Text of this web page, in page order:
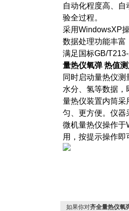
自动化程度高、
验全过程。
采用WindowsXP
数据处理功能丰富
满足国标GB/
量热仪氧弹 热值
同时启动量热仪
水分、氢等数据
量热仪装置内筒采
匀、更方便。仪器
微机量热仪操作于
用，按提示操作即
如果你对齐全量热仪氧